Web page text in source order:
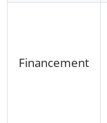
Financement